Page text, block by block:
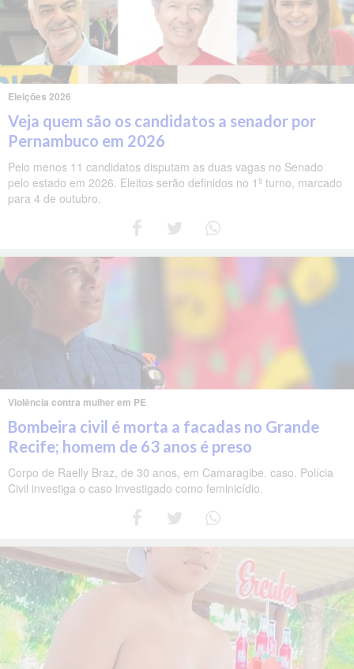
Eleições 2026
Veja quem são os candidatos a senador por
Pernambuco em 2026
Pelo menos 11 candidatos disputam as duas vagas no Senado
pelo estado em 2026. Eleitos serão definidos no 1º turno, marcado
para 4 de outubro.
Violência contra mulher em PE
Bombeira civil é morta a facadas no Grande
Recife; homem de 63 anos é preso
Corpo de Raelly Braz, de 30 anos, em Camaragibe. caso. Polícia
Civil investiga o caso investigado como feminicídio.